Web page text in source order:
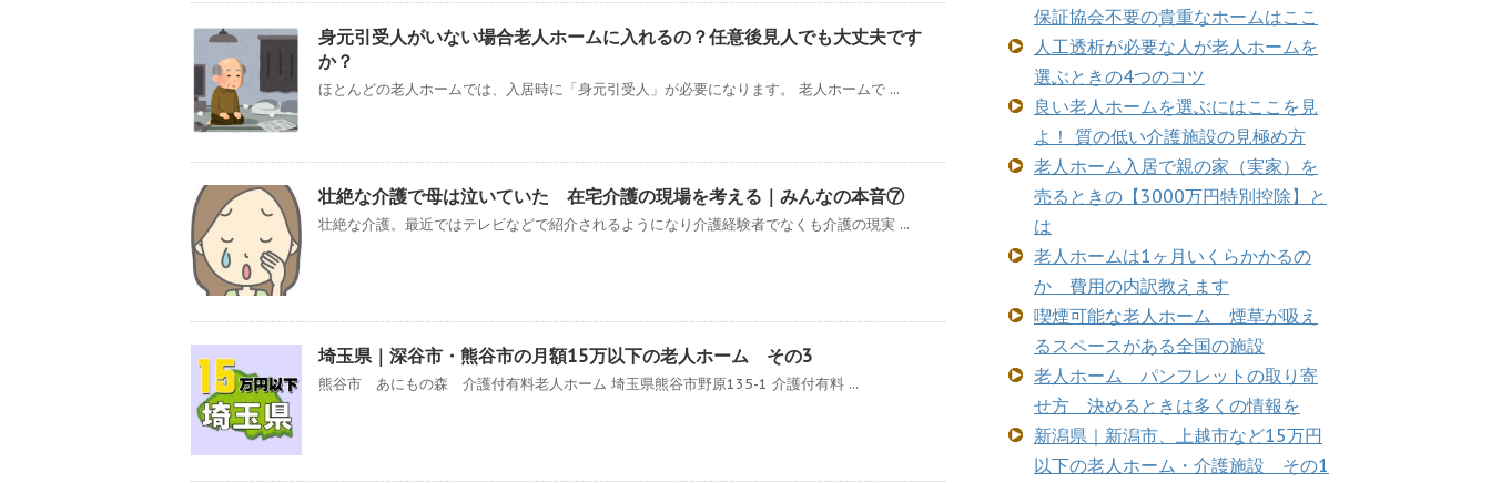
身元引受人がいない場合老人ホームに入れるの？任意後見人でも大丈夫です
か？
ほとんどの老人ホームでは、入居時に「身元引受人」が必要になります。 老人ホームで ...
壮絶な介護で母は泣いていた 在宅介護の現場を考える｜みんなの本音⑦
壮絶な介護。最近ではテレビなどで紹介されるようになり介護経験者でなくも介護の現実 ...
埼玉県｜深谷市・熊谷市の月額15万以下の老人ホーム その3
熊谷市 あにもの森 介護付有料老人ホーム 埼玉県熊谷市野原135-1 介護付有料 ...
保証協会不要の貴重なホームはここ
人工透析が必要な人が老人ホームを
選ぶときの4つのコツ
良い老人ホームを選ぶにはここを見
よ！ 質の低い介護施設の見極め方
老人ホーム入居で親の家（実家）を
売るときの【3000万円特別控除】と
は
老人ホームは1ヶ月いくらかかるの
か 費用の内訳教えます
喫煙可能な老人ホーム 煙草が吸え
るスペースがある全国の施設
老人ホーム パンフレットの取り寄
せ方 決めるときは多くの情報を
新潟県｜新潟市、上越市など15万円
以下の老人ホーム・介護施設 その1